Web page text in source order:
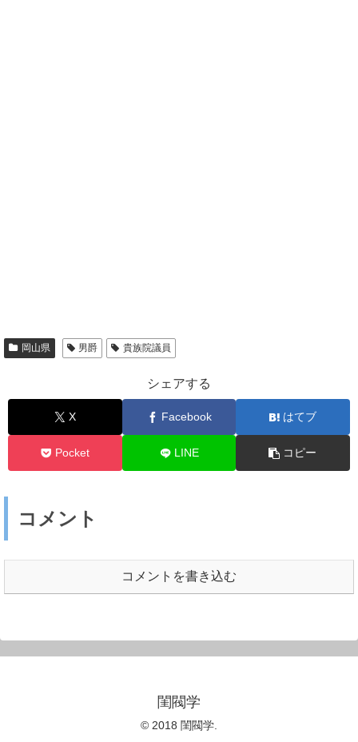
岡山県 男爵 貴族院議員
シェアする
X Facebook はてブ
Pocket LINE コピー
コメント
コメントを書き込む
閨閥学
© 2018 閨閥学.